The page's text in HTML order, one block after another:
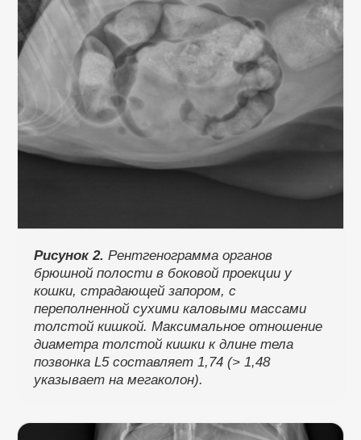
Рисунок 2. Рентгенограмма органов
брюшной полости в боковой проекции у
кошки, страдающей запором, с
переполненной сухими каловыми массами
толстой кишкой. Максимальное отношение
диаметра толстой кишки к длине тела
позвонка L5 составляет 1,74 (> 1,48
указывает на мегаколон).